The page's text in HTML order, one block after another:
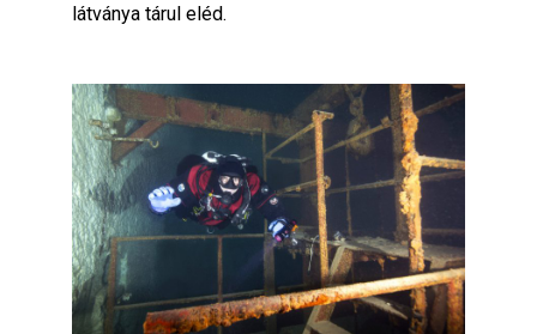
látványa tárul eléd.